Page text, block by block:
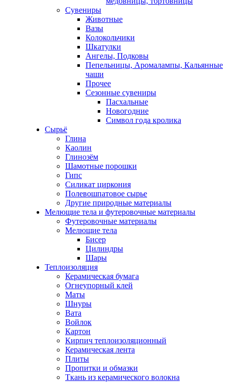
Сувениры
Животные
Вазы
Колокольчики
Шкатулки
Ангелы, Подковы
Пепельницы, Аромалампы, Кальянные
чаши
Прочее
Сезонные сувениры
Пасхальные
Новогодние
Символ года кролика
Сырьё
Глина
Каолин
Глинозём
Шамотные порошки
Гипс
Силикат циркония
Полевошпатовое сырье
Другие природные материалы
Мелющие тела и футеровочные материалы
Футеровочные материалы
Мелющие тела
Бисер
Цилиндры
Шары
Теплоизоляция
Керамическая бумага
Огнеупорный клей
Маты
Шнуры
Вата
Войлок
Картон
Кирпич теплоизоляционный
Керамическая лента
Плиты
Пропитки и обмазки
Ткань из керамического волокна